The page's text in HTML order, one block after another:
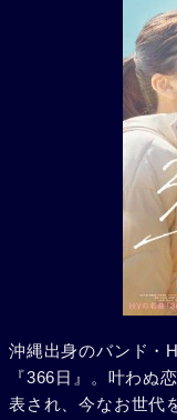
沖縄出身のバンド・
『366日』。叶わぬ
表され、今なお世代